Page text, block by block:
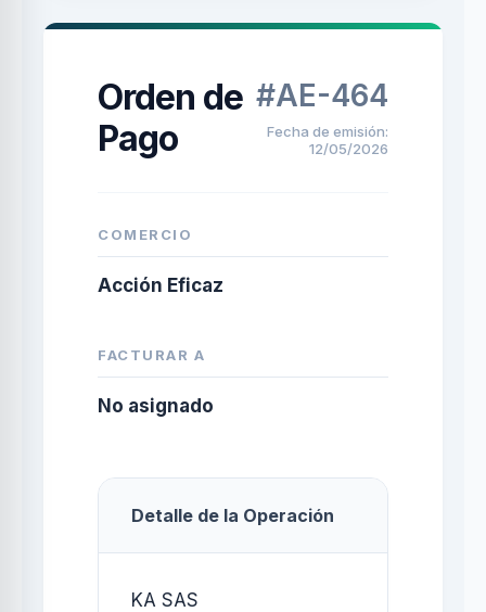
Orden de
Pago
#AE-464
Fecha de emisión:
12/05/2026
COMERCIO
Acción Eficaz
FACTURAR A
No asignado
Detalle de la Operación
KA SAS